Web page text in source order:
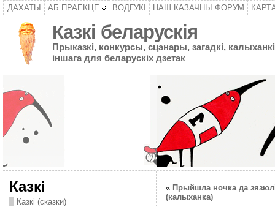
ДАХАТЫ АБ ПРАЕКЦЕ ВОДГУКІ НАШ КАЗАЧНЫ ФОРУМ
Казкі беларускія
Прыказкі, конкурсы, сцэнары, загадкі,
іншага для беларускіх дзетак
Казкі
Казкі (сказки)
« Прыйшла ночка да
(калыханка)